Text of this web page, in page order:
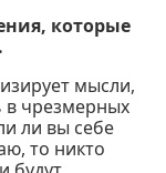
которые
мысли,
в чрезмерных
ли вы себе
то никто